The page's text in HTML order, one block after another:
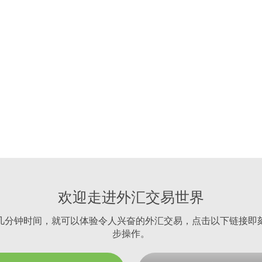
欢迎走进外汇交易世界
分钟时间，就可以体验令人兴奋的外汇交易，点击以下链接即
步操作。